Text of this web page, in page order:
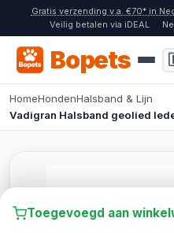
Gratis verzending v.a. €70* in
Veilig betalen via iDEAL
Bopets
HomeHondenHalsband & Lijn
Vadigran Halsband geolied
Toegevoegd aan